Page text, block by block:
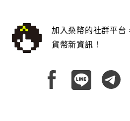
加入桑幣的社群平台
貨幣新資訊！